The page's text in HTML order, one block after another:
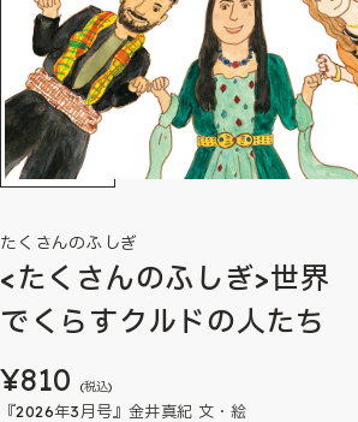
たくさんのふしぎ
<たくさんのふしぎ>世界
でくらすクルドの人たち
¥810 (税込)
『2026年3月号』金井真紀 文・絵